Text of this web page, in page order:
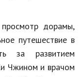
дорамы,
путешествие в
за развитием
Чжином и врачом